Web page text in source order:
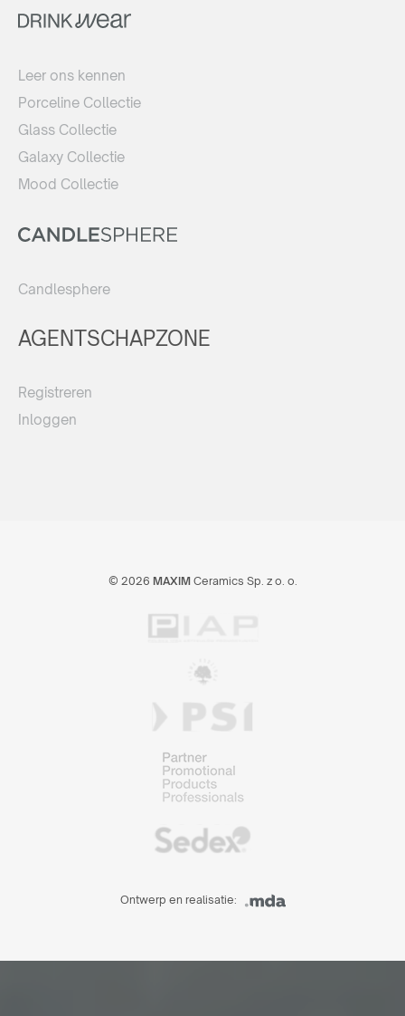
Leer ons kennen
Porceline Collectie
Glass Collectie
Galaxy Collectie
Mood Collectie
Candlesphere
AGENTSCHAPZONE
Registreren
Inloggen
© 2026 MAXIMCeramics Sp. z o. o.
Ontwerp en realisatie: